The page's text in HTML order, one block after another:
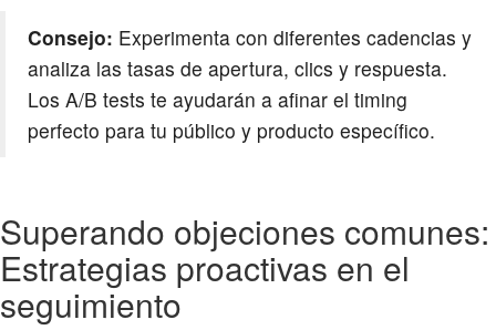
Consejo: Experimenta con diferentes cadencias y
analiza las tasas de apertura, clics y respuesta.
Los A/B tests te ayudarán a afinar el timing
perfecto para tu público y producto específico.
Superando objeciones comunes:
Estrategias proactivas en el
seguimiento